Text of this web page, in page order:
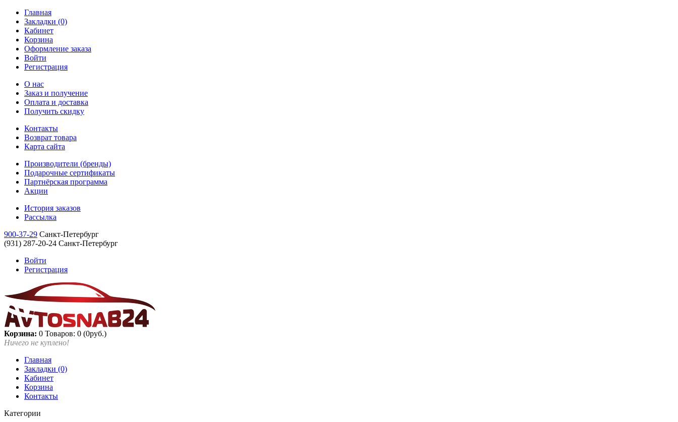
Главная
Закладки (0)
Кабинет
Корзина
Оформление заказа
Войти
Регистрация
О нас
Заказ и получение
Оплата и доставка
Получить скидку
Контакты
Возврат товара
Карта сайта
Производители (бренды)
Подарочные сертификаты
Партнёрская программа
Акции
История заказов
Рассылка
900-37-29 Санкт-Петербург
(931) 287-20-24 Санкт-Петербург
Войти
Регистрация
Корзина: 0 Товаров: 0 (0руб.)
Ничего не куплено!
Главная
Закладки (0)
Кабинет
Корзина
Контакты
Категории